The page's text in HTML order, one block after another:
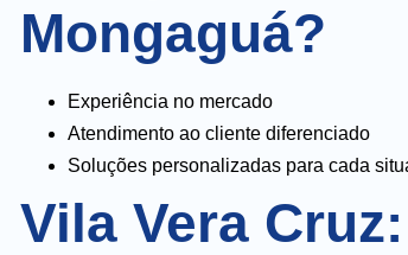
Mongaguá?
Experiência no mercado
Atendimento ao cliente diferenciado
Soluções personalizadas para cada
Vila Vera